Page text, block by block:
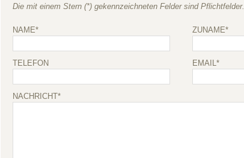
Die mit einem Stern (*) gekennzeichneten Felder sind Pflichtfelder.
NAME* ZUNAME*
TELEFON EMAIL*
NACHRICHT*